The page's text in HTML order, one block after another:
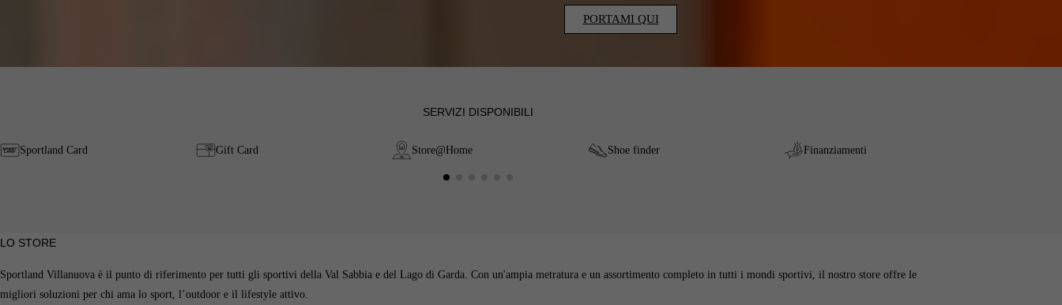
PORTAMI QUI
SERVIZI DISPONIBILI
Sportland Card Gift Card Store@Home Shoe finder Finanziamenti
LO STORE
Sportland Villanuova è il punto di riferimento per tutti gli sportivi della Val Sabbia e del Lago di Garda. Con un'ampia metratura e un assortimento completo in tutti i mondi sportivi, il nostro store offre le
migliori soluzioni per chi ama lo sport, l’outdoor e il lifestyle attivo.